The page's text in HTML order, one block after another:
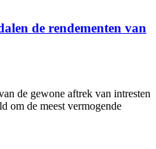
de rendementen van
de gewone aftrek van intresten
om de meest vermogende